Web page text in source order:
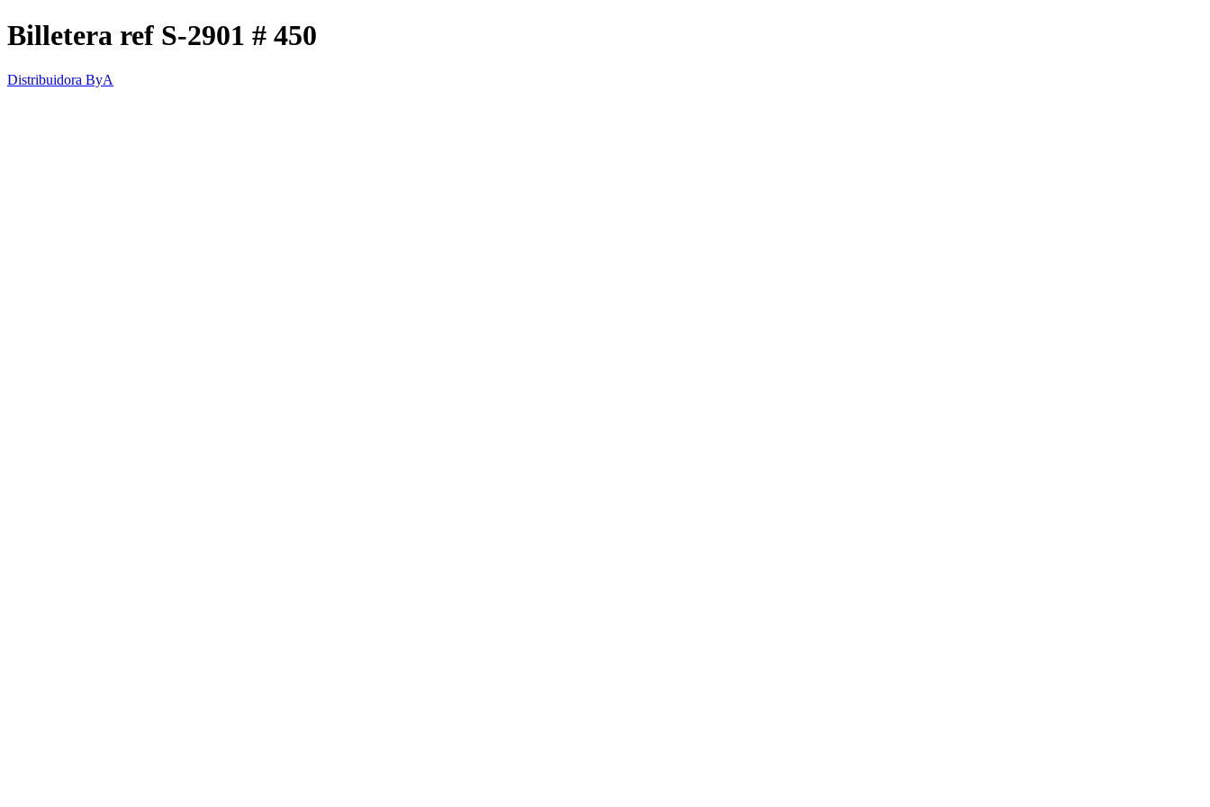
Billetera ref S-2901 # 450
Distribuidora ByA